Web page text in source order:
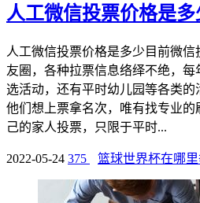
人工微信投票价格是多
人工微信投票价格是多少目前微
友圈，各种拉票信息络绎不绝，
选活动，还有平时幼儿园等各类的
他们想上票拿名次，唯有找专业
己的家人投票，只限于平时...
2022-05-24 375 篮球世界杯在哪